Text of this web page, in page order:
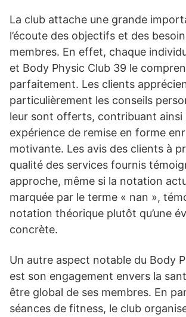
La club attache une grande
l’écoute des objectifs et des
membres. En effet, chaque
et Body Physic Club 39 le
parfaitement. Les clients
particulièrement les conseils
leur sont offerts, contribuant ainsi
expérience de remise en forme
motivante. Les avis des clients à
qualité des services fournis
approche, même si la notation
marquée par le terme « nan »,
notation théorique plutôt qu’une
concrète.
Un autre aspect notable du Body
est son engagement envers la
être global de ses membres. En
séances de fitness, le club